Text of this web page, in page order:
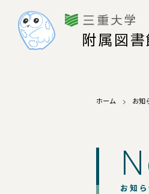
附属図書
ホーム お知
お知ら